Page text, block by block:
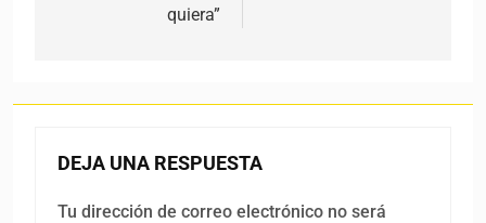
quiera”
DEJA UNA RESPUESTA
Tu dirección de correo electrónico no será